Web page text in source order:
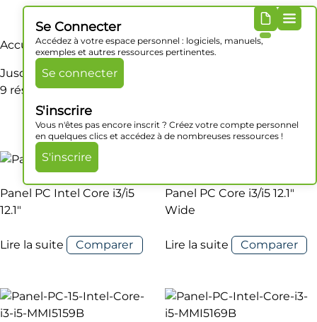
Se Connecter
Accédez à votre espace personnel : logiciels, manuels,
exemples et autres ressources pertinentes.
Se connecter
S'inscrire
Vous n'êtes pas encore inscrit ? Créez votre compte personnel
en quelques clics et accédez à de nombreuses ressources !
S'inscrire
Accueil/ Produit Mémoire RAM / Jusqu’à 32 Go DDR3L
Jusqu’à 32 Go DDR3L
9 résultats affichés
Panel PC Intel Core i3/i5
12.1″
Lire la suite Comparer
Panel PC Core i3/i5 12.1″
Wide
Lire la suite Comparer